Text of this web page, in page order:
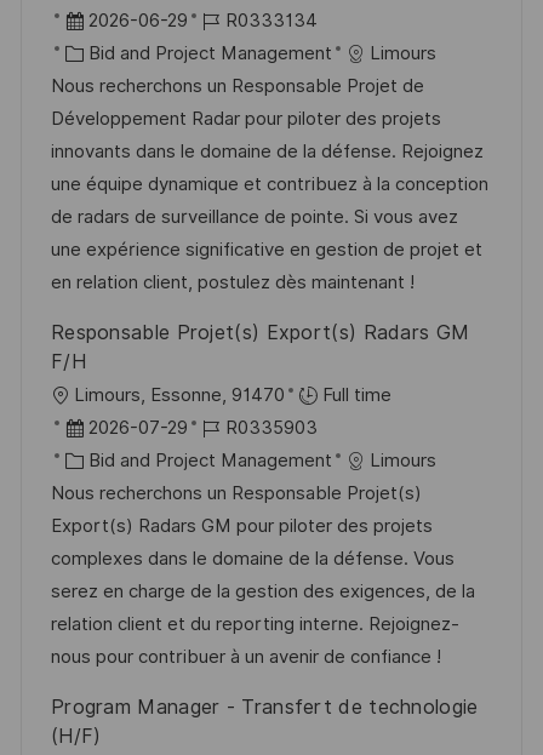
f
u
n
g
r
t
D
a
t
u
m
d
e
r
V
r
f
u
n
2026-06-29
J
o
b
-
I
D
R0333134
K
a
t
e
g
o
r
i
Bid and Project Management
Limours
Nous recherchons un Responsable Projet de
Développement Radar pour piloter des projets
innovants dans le domaine de la défense. Rejoignez
une équipe dynamique et contribuez à la conception
de radars de surveillance de pointe. Si vous avez
une expérience significative en gestion de projet et
en relation client, postulez dès maintenant !
Responsable Projet(s) Export(s) Radars GM
F/H
O
r
t
Limours, Essonne, 91470
Full time
D
a
t
u
m
d
e
r
e
2026-07-29
J
o
b
-
I
D
R0335903
K
a
t
e
g
o
r
e
Bid and Project Management
Limours
Nous recherchons un Responsable Projet(s)
Export(s) Radars GM pour piloter des projets
complexes dans le domaine de la défense. Vous
serez en charge de la gestion des exigences, de la
relation client et du reporting interne. Rejoignez-
nous pour contribuer à un avenir de confiance !
Program Manager - Transfert de technologie
(H/F)